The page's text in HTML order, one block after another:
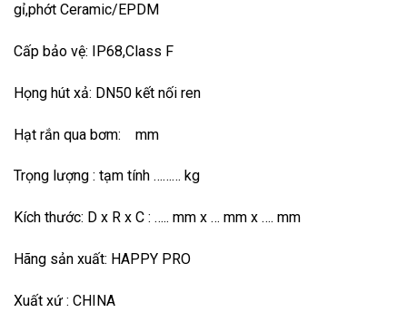
gỉ,phớt Ceramic/EPDM
Cấp bảo vệ: IP68,Class F
Họng hút xả: DN50 kết nối ren
Hạt rắn qua bơm: mm
Trọng lượng : tạm tính ……… kg
Kích thước: D x R x C : ….. mm x … mm x …. mm
Hãng sản xuất: HAPPY PRO
Xuất xứ : CHINA